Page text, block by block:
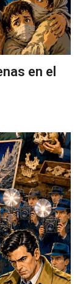
en el